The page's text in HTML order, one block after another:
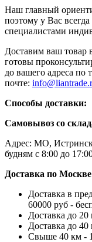
Наш главный
поэтому у Вас
специалистами
Доставим ваш
готовы
до вашего адреса по
почте:
Способы доставки:
Самовывоз со
Адрес: МО,
будням с 8:00 до
Доставка по
Доставка в
60000 руб -
Доставка до
Доставка до
Свыше 40 км -